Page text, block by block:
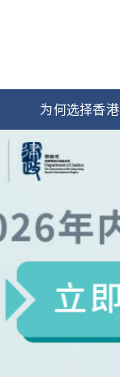
为何选择香港